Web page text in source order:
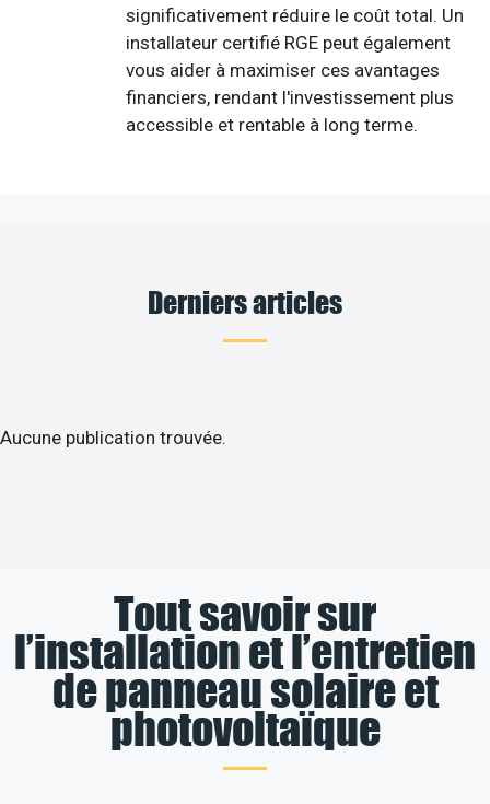
significativement réduire le coût total. Un
installateur certifié RGE peut également
vous aider à maximiser ces avantages
financiers, rendant l'investissement plus
accessible et rentable à long terme.
Derniers articles
Aucune publication trouvée.
Tout savoir sur
l’installation et l’entretien
de panneau solaire et
photovoltaïque